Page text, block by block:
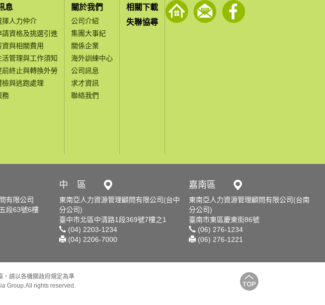
息
擇人力仲介
請資格及挑選引進
資與相關費用
活管理與工作須知
前終止與轉換外勞
檢與逃跑處理
務
關於我們
公司介紹
集團大事紀
關係企業
海外訓練中心
公司訊息
求才資訊
聯絡我們
相關下載
失聯協尋
有限公司
段63號6樓
中 區
東南亞人力資源管理顧問有限公司(台中
分公司)
臺中市北區中清路1段369號7樓之1
(04) 2203-1234
(04) 2206-7000
嘉南區
東南亞人力資源管理顧問有限公司(台南
分公司)
臺南市東區慶東街86號
(06) 276-1234
(06) 276-1221
，請以各機關政府規定為準
Group.All rights reserved.